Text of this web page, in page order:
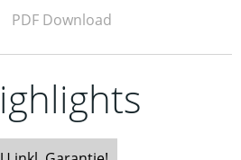
PDF Download